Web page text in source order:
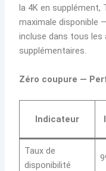
la 4K en
maximale disponible
incluse dans tous
supplémentaires.
Zéro coupure —
Indicateur
Taux de
disponibilité